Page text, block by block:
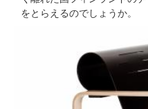
をとらえるのでしょうか。